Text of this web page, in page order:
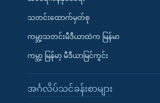
သတင်းထောက်မှတ်စု
ကမ္ဘာ့သတင်းမီဒီယာထဲက မြန်မာ
ကမ္ဘာ့ မြန်မာ့ မီဒီယာမြင်ကွင်း
အင်္ဂလိပ်သင်ခန်းစာများ